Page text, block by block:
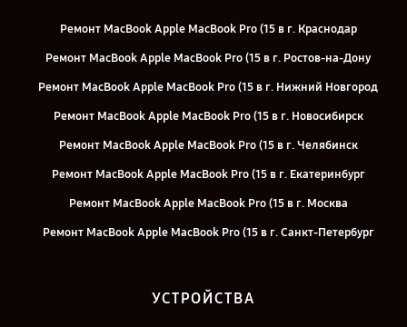
Ремонт MacBook Apple MacBook Pro (15 в г. Краснодар
Ремонт MacBook Apple MacBook Pro (15 в г. Ростов-на-Дону
Ремонт MacBook Apple MacBook Pro (15 в г. Нижний Новгород
Ремонт MacBook Apple MacBook Pro (15 в г. Новосибирск
Ремонт MacBook Apple MacBook Pro (15 в г. Челябинск
Ремонт MacBook Apple MacBook Pro (15 в г. Екатеринбург
Ремонт MacBook Apple MacBook Pro (15 в г. Москва
Ремонт MacBook Apple MacBook Pro (15 в г. Санкт-Петербург
УСТРОЙСТВА